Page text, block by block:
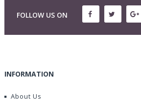
FOLLOW US ON
INFORMATION
About Us